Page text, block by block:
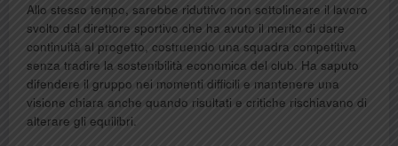
Allo stesso tempo, sarebbe riduttivo non sottolineare il lavoro
svolto dal direttore sportivo che ha avuto il merito di dare
continuità al progetto, costruendo una squadra competitiva
senza tradire la sostenibilità economica del club. Ha saputo
difendere il gruppo nei momenti difficili e mantenere una
visione chiara anche quando risultati e critiche rischiavano di
alterare gli equilibri.